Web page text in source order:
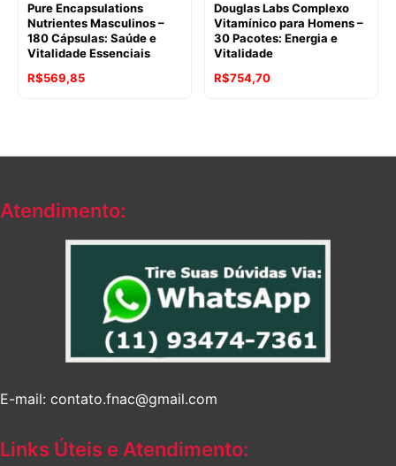
Pure Encapsulations
Nutrientes Masculinos –
180 Cápsulas: Saúde e
Vitalidade Essenciais
R$569,85
Douglas Labs Complexo
Vitamínico para Homens –
30 Pacotes: Energia e
Vitalidade
R$754,70
Atendimento:
E-mail: contato.fnac@gmail.com
Links Úteis e Atendimento: